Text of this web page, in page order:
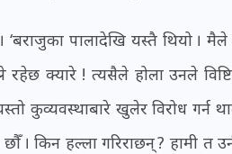
पालादेखि यस्तै थियो । मैले
रहेछ क्यारे ! त्यसैले होला उनले
कुव्यवस्थाबारे खुलेर विरोध गर्न
। किन हल्ला गरिराछन् ? हामी त